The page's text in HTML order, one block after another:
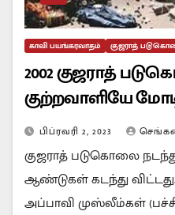
காவி பயங்கரவாதம் குஜராத்
2002 குஜராத்
குற்றவாளியே
பிப்ரவரி 2, 2023
குஜராத் படுகொலை
ஆண்டுகள் கடந்து
அப்பாவி முஸ்லீம்கள்